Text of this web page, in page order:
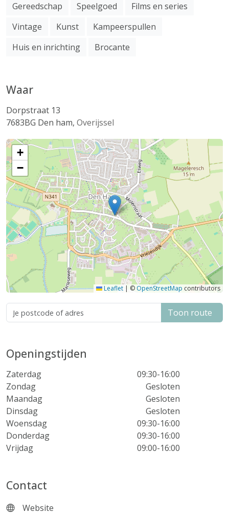
Gereedschap
Speelgoed
Films en series
Vintage
Kunst
Kampeerspullen
Huis en inrichting
Brocante
Waar
Dorpstraat 13
7683BG Den ham, Overijssel
+
−
Leaflet | © OpenStreetMap contributors
Toon route
Openingstijden
Zaterdag
09:30-16:00
Zondag
Gesloten
Maandag
Gesloten
Dinsdag
Gesloten
Woensdag
09:30-16:00
Donderdag
09:30-16:00
Vrijdag
09:00-16:00
Contact
Website